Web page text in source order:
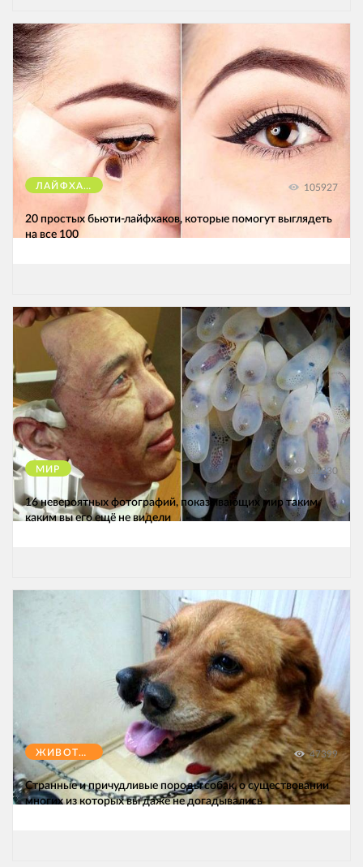
ЛАЙФХАКИ 105927
20 простых бьюти-лайфхаков, которые помогут выглядеть
на все 100
МИР 12330
16 невероятных фотографий, показывающих мир таким,
каким вы его ещё не видели
ЖИВОТНЫЕ 47399
Странные и причудливые породы собак, о существовании
многих из которых вы даже не догадывались